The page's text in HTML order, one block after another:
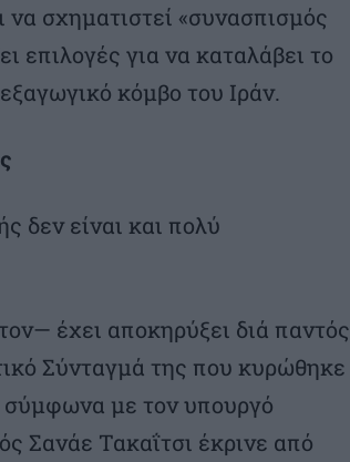
σχηματιστεί «συνασπισμός
επιλογές για να καταλάβει το
κόμβο του Ιράν.
δεν είναι και πολύ
έχει αποκηρύξει διά παντός
Σύνταγμά της που κυρώθηκε
σύμφωνα με τον υπουργό
Σανάε Τακαΐτσι έκρινε από